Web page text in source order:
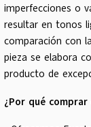
imperfecciones o
resultar en tonos
comparación con
pieza se elabora
producto de
¿Por qué